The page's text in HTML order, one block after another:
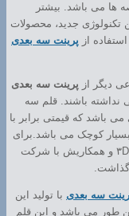
ها می باشد. بیشتر
تکنولوژی جدید، محصولات
از پرینت سه بعدی
دیگر از پرینت سه بعدی
نداشته باشند. قلم سه
می باشد که قیمتی برابر با
بسیار کوچک می باشد.برای
اولین بار این وسیله ی کاربردی و مهم توسط ۳Doodler و همکاریش با شرکت
سه بعدی با تولید این
طور می باشد و این قلم